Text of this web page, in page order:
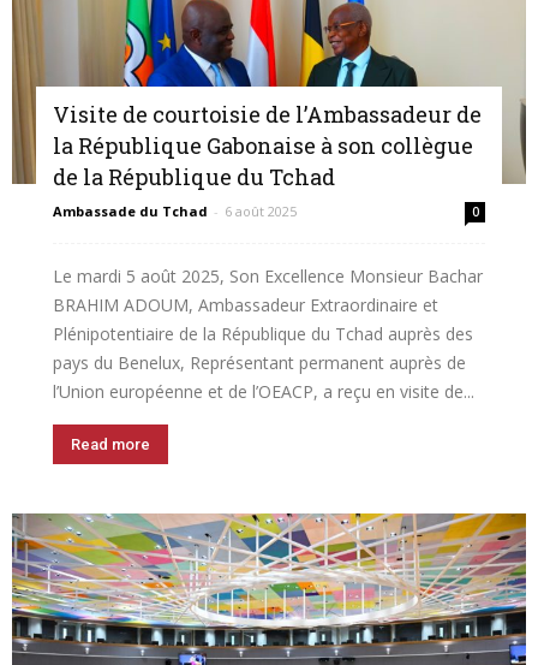
Visite de courtoisie de l’Ambassadeur de
la République Gabonaise à son collègue
de la République du Tchad
Ambassade du Tchad - 6 août 2025 0
Le mardi 5 août 2025, Son Excellence Monsieur Bachar
BRAHIM ADOUM, Ambassadeur Extraordinaire et
Plénipotentiaire de la République du Tchad auprès des
pays du Benelux, Représentant permanent auprès de
l’Union européenne et de l’OEACP, a reçu en visite de...
Read more